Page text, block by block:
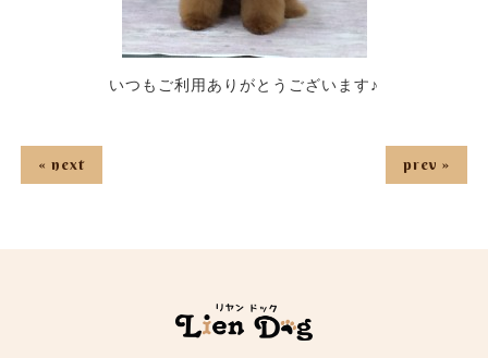
いつもご利用ありがとうございます♪
« next prev »